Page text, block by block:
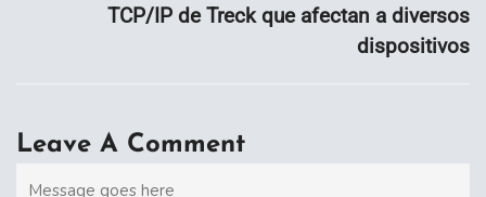
TCP/IP de Treck que afectan a diversos
dispositivos
Leave A Comment